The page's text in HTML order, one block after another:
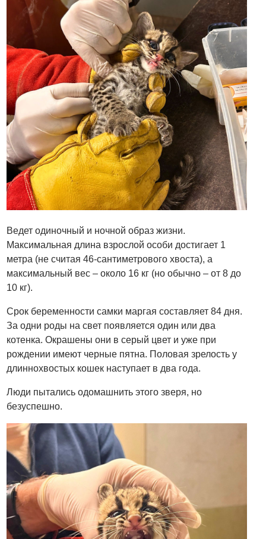
Ведет одиночный и ночной образ жизни.
Максимальная длина взрослой особи достигает 1
метра (не считая 46-сантиметрового хвоста), а
максимальный вес – около 16 кг (но обычно – от 8 до
10 кг).
Срок беременности самки маргая составляет 84 дня.
За одни роды на свет появляется один или два
котенка. Окрашены они в серый цвет и уже при
рождении имеют черные пятна. Половая зрелость у
длиннохвостых кошек наступает в два года.
Люди пытались одомашнить этого зверя, но
безуспешно.